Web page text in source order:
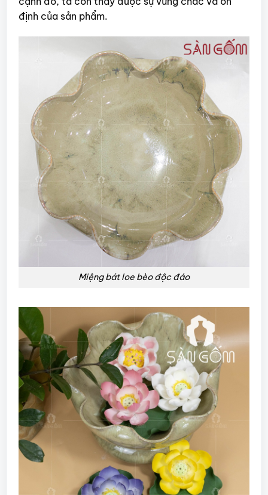
định của sản phẩm.
Miệng bát loe bèo độc đáo